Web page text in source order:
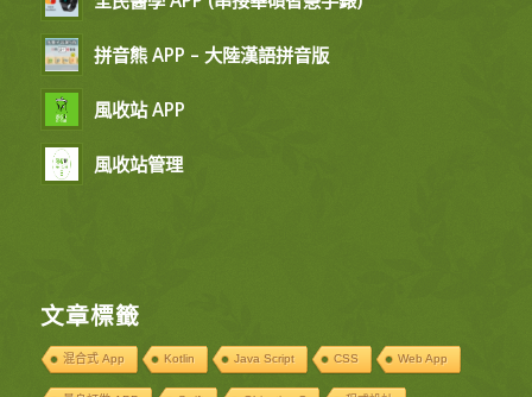
拼音熊 APP – 大陸漢語拼音版
風收站 APP
風收站管理
文章標籤
混合式 App Kotlin Java Script CSS Web App